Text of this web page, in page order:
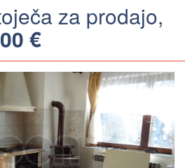
za prodajo,
€